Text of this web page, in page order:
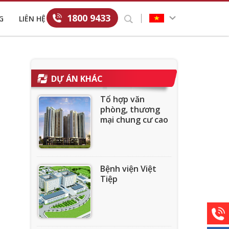
LIÊN HỆ 1800 9433
DỰ ÁN KHÁC
Tổ hợp văn
phòng, thương
mại chung cư cao
Bệnh viện Việt
Tiệp